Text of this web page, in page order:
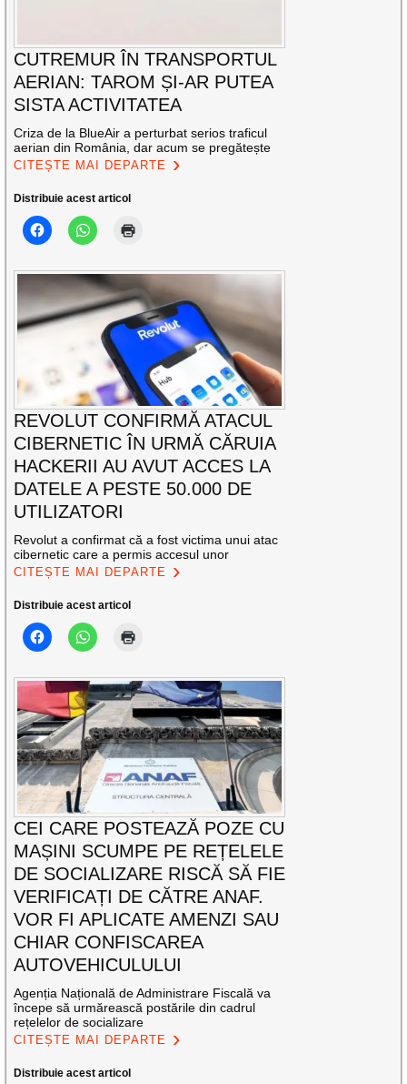
CUTREMUR ÎN TRANSPORTUL
AERIAN: TAROM ȘI-AR PUTEA
SISTA ACTIVITATEA
Criza de la BlueAir a perturbat serios traficul
aerian din România, dar acum se pregătește
CITEȘTE MAI DEPARTE
Distribuie acest articol
REVOLUT CONFIRMĂ ATACUL
CIBERNETIC ÎN URMĂ CĂRUIA
HACKERII AU AVUT ACCES LA
DATELE A PESTE 50.000 DE
UTILIZATORI
Revolut a confirmat că a fost victima unui atac
cibernetic care a permis accesul unor
CITEȘTE MAI DEPARTE
Distribuie acest articol
CEI CARE POSTEAZĂ POZE CU
MAȘINI SCUMPE PE REȚELELE
DE SOCIALIZARE RISCĂ SĂ FIE
VERIFICAȚI DE CĂTRE ANAF.
VOR FI APLICATE AMENZI SAU
CHIAR CONFISCAREA
AUTOVEHICULULUI
Agenția Națională de Administrare Fiscală va
începe să urmărească postările din cadrul
rețelelor de socializare
CITEȘTE MAI DEPARTE
Distribuie acest articol